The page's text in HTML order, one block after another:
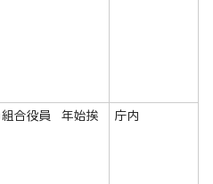
組合役員 年始挨
庁内